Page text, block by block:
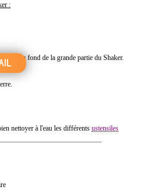
:
au fond de la grande partie du Shaker.
nettoyer à l'eau les différents ustensiles